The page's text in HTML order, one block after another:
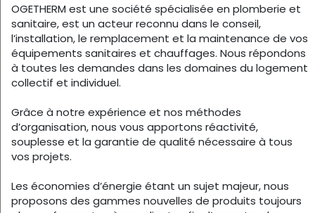
OGETHERM est une société spécialisée en plomberie et
sanitaire, est un acteur reconnu dans le conseil,
l’installation, le remplacement et la maintenance de vos
équipements sanitaires et chauffages. Nous répondons
à toutes les demandes dans les domaines du logement
collectif et individuel.
Grâce à notre expérience et nos méthodes
d’organisation, nous vous apportons réactivité,
souplesse et la garantie de qualité nécessaire à tous
vos projets.
Les économies d’énergie étant un sujet majeur, nous
proposons des gammes nouvelles de produits toujours